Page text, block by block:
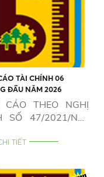
TÀI CHÍNH 06
ĐẦU NĂM 2026
CÁO THEO NGHỊ
SỐ 47/2021/NĐ-
TIẾT